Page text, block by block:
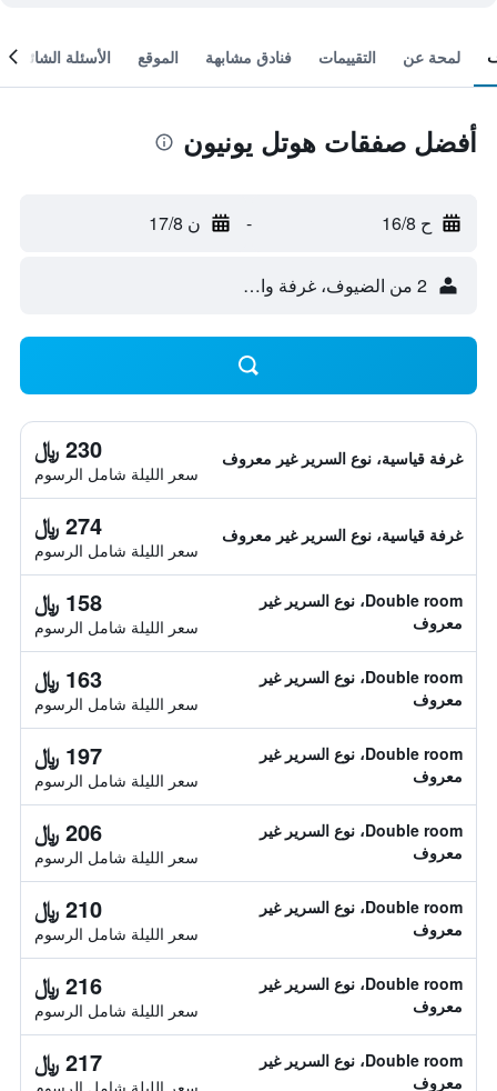
لمحة عن التقييمات فنادق مشابهة الموقع الأسئلة الشائعة
أفضل صفقات هوتل يونيون
ح 16/8 - ن 17/8
2 من الضيوف، غرفة واحدة
غرفة قياسية، نوع السرير غير معروف 230 ﷼
سعر الليلة شامل الرسوم
غرفة قياسية، نوع السرير غير معروف 274 ﷼
سعر الليلة شامل الرسوم
Double room، نوع السرير غير
معروف
158 ﷼
سعر الليلة شامل الرسوم
Double room، نوع السرير غير
معروف
163 ﷼
سعر الليلة شامل الرسوم
Double room، نوع السرير غير
معروف
197 ﷼
سعر الليلة شامل الرسوم
Double room، نوع السرير غير
معروف
206 ﷼
سعر الليلة شامل الرسوم
Double room، نوع السرير غير
معروف
210 ﷼
سعر الليلة شامل الرسوم
Double room، نوع السرير غير
معروف
216 ﷼
سعر الليلة شامل الرسوم
Double room، نوع السرير غير
معروف
217 ﷼
سعر الليلة شامل الرسوم